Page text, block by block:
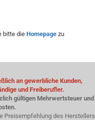
bitte die Homepage zu
an gewerbliche Kunden,
und Freiberufler.
gültigen Mehrwertsteuer und
Preisempfehlung des Herstellers